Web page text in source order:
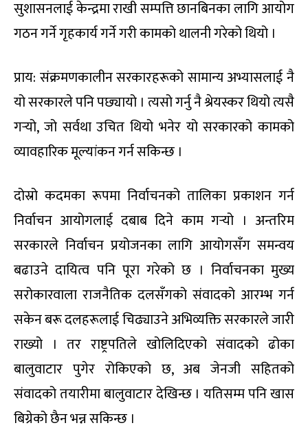
सुशासनलाई केन्द्रमा राखी सम्पत्ति छानबिनका लागि आयोग
गठन गर्ने गृहकार्य गर्ने गरी कामको थालनी गरेको थियो ।
प्राय: संक्रमणकालीन सरकारहरूको सामान्य अभ्यासलाई नै
यो सरकारले पनि पछ्यायो । त्यसो गर्नु नै श्रेयस्कर थियो त्यसै
गर्‍यो, जो सर्वथा उचित थियो भनेर यो सरकारको कामको
व्यावहारिक मूल्यांकन गर्न सकिन्छ ।
दोस्रो कदमका रूपमा निर्वाचनको तालिका प्रकाशन गर्न
निर्वाचन आयोगलाई दबाब दिने काम गर्‍यो । अन्तरिम
सरकारले निर्वाचन प्रयोजनका लागि आयोगसँग समन्वय
बढाउने दायित्व पनि पूरा गरेको छ । निर्वाचनका मुख्य
सरोकारवाला राजनैतिक दलसँगको संवादको आरम्भ गर्न
सकेन बरू दलहरूलाई चिढ्याउने अभिव्यक्ति सरकारले जारी
राख्यो । तर राष्ट्रपतिले खोलिदिएको संवादको ढोका
बालुवाटार पुगेर रोकिएको छ, अब जेनजी सहितको
संवादको तयारीमा बालुवाटार देखिन्छ । यतिसम्म पनि खास
बिग्रेको छैन भन्न सकिन्छ ।